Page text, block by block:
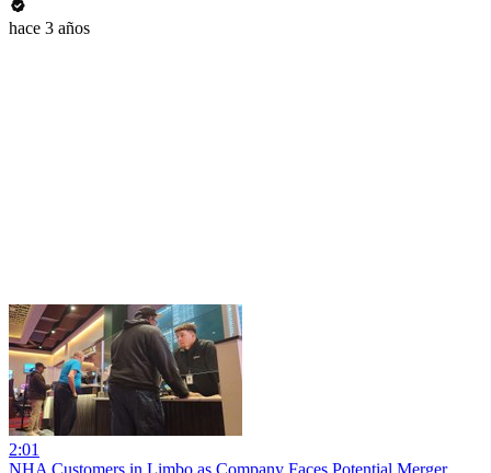
hace 3 años
2:01